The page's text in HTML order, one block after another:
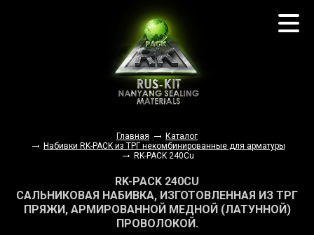
О компании
Каталог
Заказ товаров
Документация
Наши партнеры
Главная
Каталог
Набивки RK-PACK из ТРГ некомбинированные для арматуры,
RK-PACK 240Cu
RK-PACK 240CU
САЛЬНИКОВАЯ НАБИВКА, ИЗГОТОВЛЕННАЯ ИЗ ТРГ
ПРЯЖИ, АРМИРОВАННОЙ МЕДНОЙ (ЛАТУННОЙ)
ПРОВОЛОКОЙ.